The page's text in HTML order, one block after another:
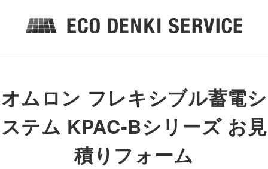
オムロン フレキシブル蓄電シ
ステム KPAC-Bシリーズ お見
積りフォーム